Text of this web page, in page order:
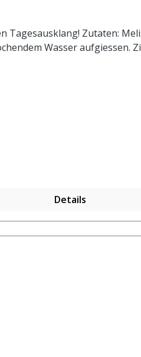
Zutaten:
Wasser aufgiessen.
Details